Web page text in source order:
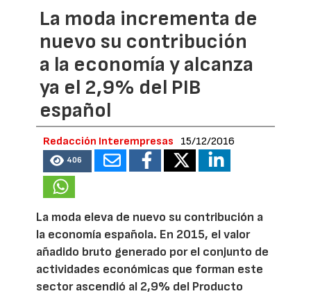
La moda incrementa de
nuevo su contribución
a la economía y alcanza
ya el 2,9% del PIB
español
Redacción Interempresas 15/12/2016
406
La moda eleva de nuevo su contribución a
la economía española. En 2015, el valor
añadido bruto generado por el conjunto de
actividades económicas que forman este
sector ascendió al 2,9% del Producto